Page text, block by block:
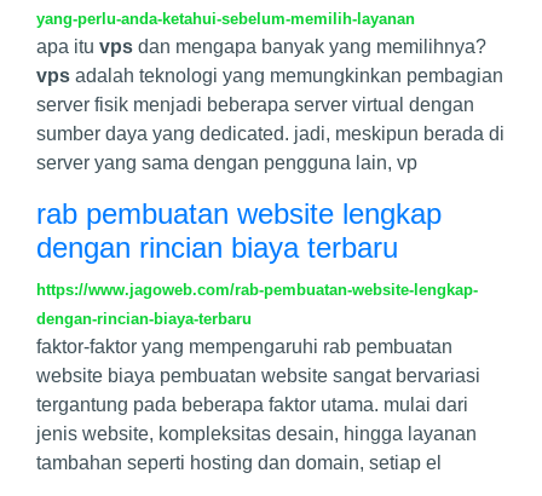
yang-perlu-anda-ketahui-sebelum-memilih-layanan
apa itu vps dan mengapa banyak yang memilihnya?
vps adalah teknologi yang memungkinkan pembagian
server fisik menjadi beberapa server virtual dengan
sumber daya yang dedicated. jadi, meskipun berada di
server yang sama dengan pengguna lain, vp
rab pembuatan website lengkap
dengan rincian biaya terbaru
https://www.jagoweb.com/rab-pembuatan-website-lengkap-
dengan-rincian-biaya-terbaru
faktor-faktor yang mempengaruhi rab pembuatan
website biaya pembuatan website sangat bervariasi
tergantung pada beberapa faktor utama. mulai dari
jenis website, kompleksitas desain, hingga layanan
tambahan seperti hosting dan domain, setiap el